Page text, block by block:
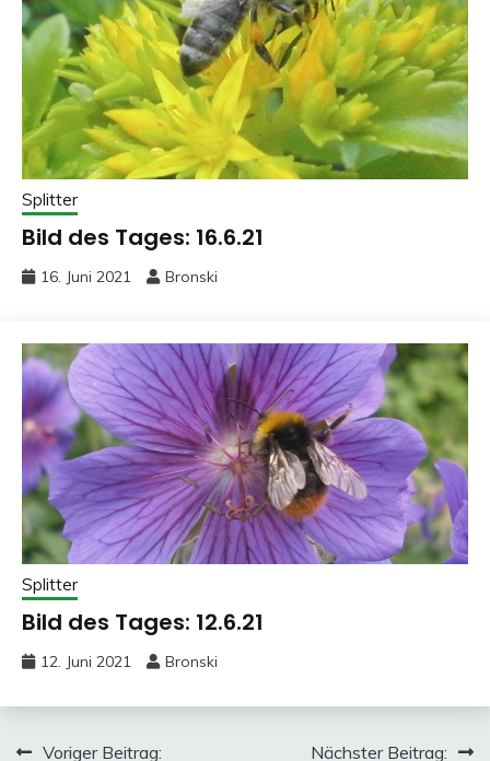
Splitter
Bild des Tages: 16.6.21
16. Juni 2021 Bronski
Splitter
Bild des Tages: 12.6.21
12. Juni 2021 Bronski
Voriger Beitrag: Nächster Beitrag: